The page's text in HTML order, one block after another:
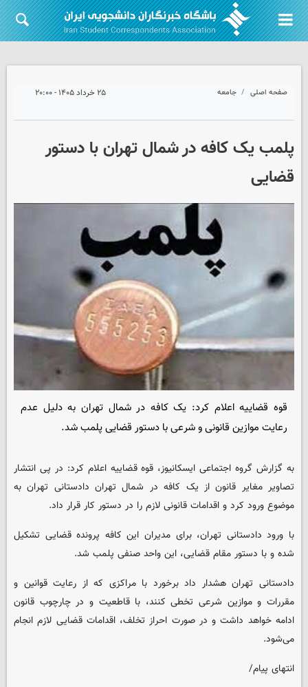
صفحه اصلی جامعه ۲۵ خرداد ۱۴۰۵ - ۲۰:۰۰
پلمب یک کافه در شمال تهران با دستور
قضایی
قوه قضاییه اعلام کرد: یک کافه در شمال تهران به دلیل عدم
رعایت موازین قانونی و شرعی با دستور قضایی پلمب شد.
به گزارش گروه اجتماعی ایسکانیوز، قوه قضاییه اعلام کرد: در پی انتشار
تصاویر مغایر قانون از یک کافه در شمال تهران دادستانی تهران به
موضوع ورود کرد و اقدامات قانونی لازم را در دستور کار قرار داد.
با ورود دادستانی تهران، برای مدیران این کافه پرونده قضایی تشکیل
شده و با دستور مقام قضایی، این واحد صنفی پلمب شد.
دادستانی تهران هشدار داد برخورد با مراکزی که از رعایت قوانین و
مقررات و موازین شرعی تخطی کنند، با قاطعیت و در چارچوب قانون
ادامه خواهد داشت و در صورت احراز تخلف، اقدامات قضایی لازم انجام
می‌شود.
انتهای پیام/